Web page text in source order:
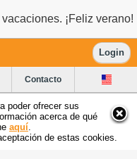
¡Feliz verano!
Login
Contacto
poder ofrecer sus
acerca de qué
aquí
de estas cookies.